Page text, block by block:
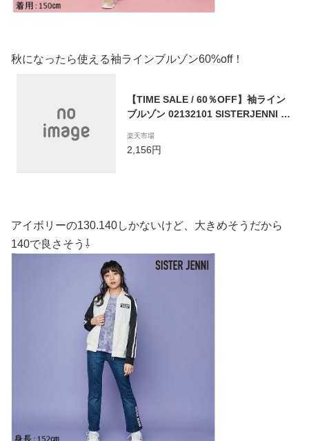
秋になったら使える袖ラインブルゾン60%off！
【TIME SALE / 60％OFF】袖ライン
ブルゾン 02132101 SISTERJENNI シ
服 女の子 キッズ ジュニア トップス
アウター 羽織り 通学 レッスン おでか
楽天市場
2,156円
アイボリーの130.140しかないけど、大きめそうだから
140で良さそう⇩